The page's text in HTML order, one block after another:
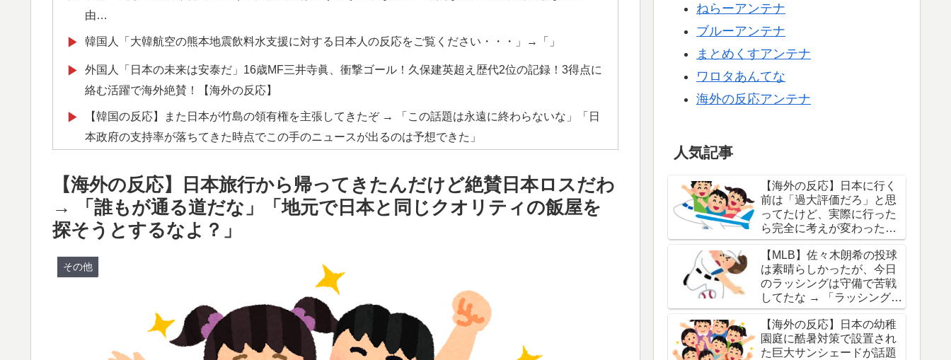
由…
▶ 韓国人「大韓航空の熊本地震飲料水支援に対する日本人の反応をご覧ください・・・」→「」
▶
外国人「日本の未来は安泰だ」16歳MF三井寺眞、衝撃ゴール！久保建英超え歴代2位の記録！3得点に
絡む活躍で海外絶賛！【海外の反応】
▶
【韓国の反応】また日本が竹島の領有権を主張してきたぞ → 「この話題は永遠に終わらないな」「日
本政府の支持率が落ちてきた時点でこの手のニュースが出るのは予想できた」
▶ 海外「あるある！」日本を旅行した外国人が患う新たな症状「日本後PTSD」に海外が大騒ぎ
▶ 海外「日本なんて行くんじゃなかった…」 日本を知ってしまったディズニー信者、帰国後『本家』に
失望する事態に
▶ ワールドカップは誰のものか FIFA新会社構想が10日足らずで撤回された理由【海外の反応・解説】
外国人「使い捨てだ」FIFA会長、辞任危機でトランプ政権に泣き付くも無視されて海外失笑！【海外
韓国人「残酷だった日帝強占期前後の写真を見てみよう」
【海外の反応】日本旅行から帰ってきたんだけど絶賛日本ロスだわ
→ 「誰もが通る道だな」「地元で日本と同じクオリティの飯屋を
探そうとするなよ？」
その他
ねらーアンテナ
ブルーアンテナ
まとめくすアンテナ
ワロタあんてな
海外の反応アンテナ
人気記事
【海外の反応】日本に行く
前は「過大評価だろ」と思
ってたけど、実際に行った
ら完全に考えが変わったも
のって何？ → 「奈良は最
高」「チームラボは期待を
大きく超えてきたわ」
【MLB】佐々木朗希の投球
は素晴らしかったが、今日
のラッシングは守備で苦戦
してたな → 「ラッシングは
日本人投手アレルギーなの
か」「朗希が崩れなくてよ
かったわ」
【海外の反応】日本の幼稚
園庭に酷暑対策で設置され
た巨大サンシェードが話題